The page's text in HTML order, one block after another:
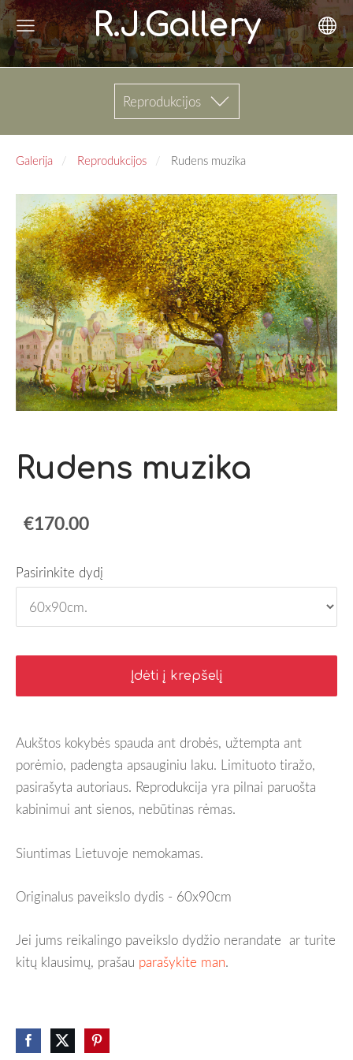
R.J.Gallery
Reprodukcijos
Galerija Reprodukcijos Rudens muzika
Rudens muzika
€170.00
Pasirinkite dydį
Įdėti į krepšelį
Aukštos kokybės spauda ant drobės, užtempta ant
porėmio, padengta apsauginiu laku. Limituoto tiražo,
pasirašyta autoriaus. Reprodukcija yra pilnai paruošta
kabinimui ant sienos, nebūtinas rėmas.
Siuntimas Lietuvoje nemokamas.
Originalus paveikslo dydis - 60x90cm
Jei jums reikalingo paveikslo dydžio nerandate ar turite
kitų klausimų, prašau parašykite man.